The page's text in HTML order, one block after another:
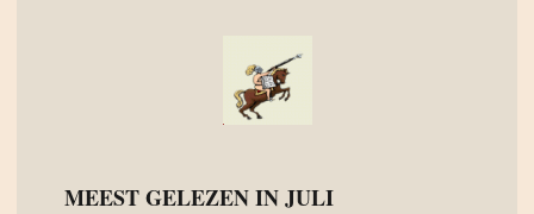
MEEST GELEZEN IN JULI